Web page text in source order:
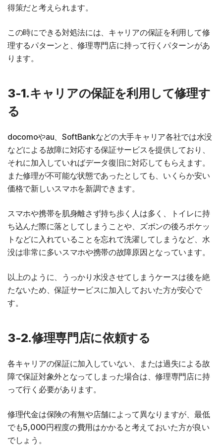
得策だと考えられます。
この時にできる対処法には、キャリアの保証を利用して修
理するパターンと、修理専門店に持って行くパターンがあ
ります。
3-1.キャリアの保証を利用して修理す
る
docomoやau、SoftBankなどの大手キャリア各社では水没
などによる故障に対応する保証サービスを提供しており、
それに加入していればデータ復旧に対応してもらえます。
また修理が不可能な状態であったとしても、いくらか安い
価格で新しいスマホを新調できます。
スマホや携帯を肌身離さず持ち歩く人は多く、トイレに持
ち込んだ際に落としてしまうことや、ズボンの後ろポケッ
トなどに入れていることを忘れて洗濯してしまうなど、水
没は非常に多いスマホや携帯の故障原因となっています。
以上のように、うっかり水没させてしまうケースは後を絶
たないため、保証サービスに加入しておいた方が安心で
す。
3-2.修理専門店に依頼する
各キャリアの保証に加入していない、または過失による故
障で保証対象外となってしまった場合は、修理専門店に持
って行く必要があります。
修理代金は保険の有無や店舗によって異なりますが、最低
でも5,000円程度の費用はかかると考えておいた方が良い
でしょう。